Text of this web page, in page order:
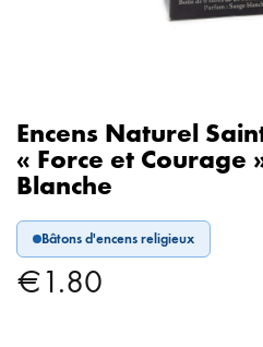
Encens Naturel
« Force et Courage
Blanche
Bâtons d'encens religieux
€1.80